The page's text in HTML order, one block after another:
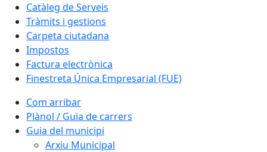
Catàleg de Serveis
Tràmits i gestions
Carpeta ciutadana
Impostos
Factura electrònica
Finestreta Única Empresarial (FUE)
Com arribar
Plànol / Guia de carrers
Guia del municipi
Arxiu Municipal